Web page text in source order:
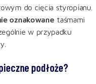
do cięcia styropianu.
oznakowane taśmami
w przypadku
podłoże?